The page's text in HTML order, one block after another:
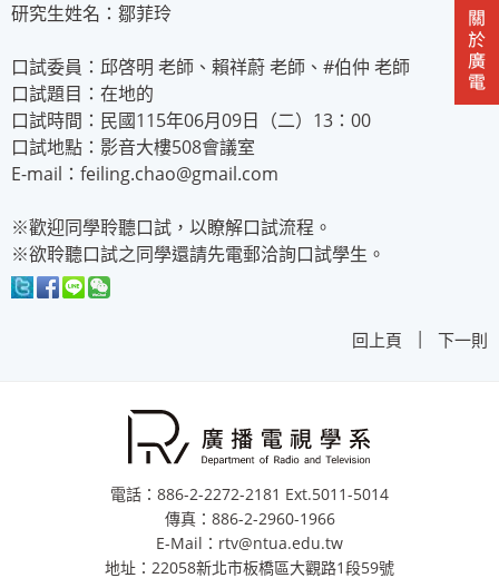
研究生姓名：鄒菲玲
口試委員：邱啓明 老師、賴祥蔚 老師、#伯仲 老師
口試題目：在地的
口試時間：民國115年06月09日（二）13：00
口試地點：影音大樓508會議室
E-mail：feiling.chao@gmail.com
※歡迎同學聆聽口試，以瞭解口試流程。
※欲聆聽口試之同學還請先電郵洽詢口試學生。
回上頁 | 下一則
電話：886-2-2272-2181 Ext.5011-5014
傳真：886-2-2960-1966
E-Mail：rtv@ntua.edu.tw
地址：22058新北市板橋區大觀路1段59號